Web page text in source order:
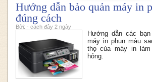
Hướng dẫn bảo quản máy in
đúng cách
Bởi: - cách đây 2 ngày
Hướng dẫn các
máy in phun màu
thọ của máy in
hỏng.